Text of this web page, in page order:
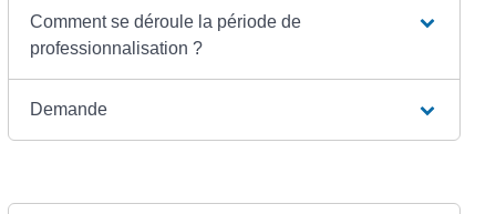
Comment se déroule la période de
professionnalisation ?
Demande